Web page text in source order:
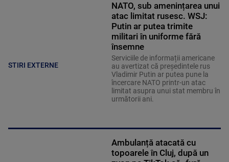
STIRI EXTERNE
NATO, sub amenințarea unui
atac limitat rusesc. WSJ:
Putin ar putea trimite
militari în uniforme fără
însemne
Serviciile de informații americane
au avertizat că președintele rus
Vladimir Putin ar putea pune la
încercare NATO printr-un atac
limitat asupra unui stat membru în
următorii ani.
Ambulanță atacată cu
topoarele în Cluj, după un